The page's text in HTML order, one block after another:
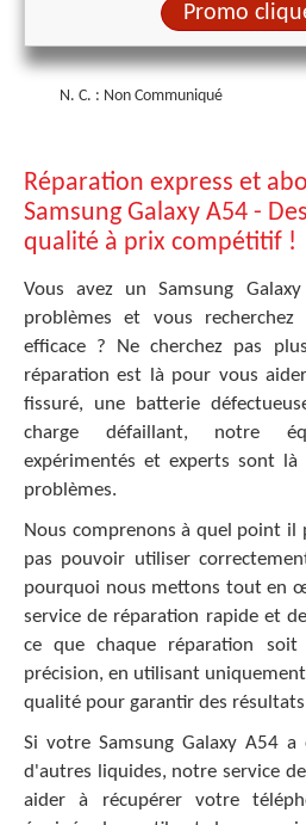
Promo
N. C. : Non Communiqué
Réparation express et
Samsung Galaxy A54 -
qualité à prix compétitif !
Vous avez un Samsung
problèmes et vous
efficace ? Ne cherchez pas
réparation est là pour vous
fissuré, une batterie
charge défaillant, notre
expérimentés et experts sont
problèmes.
Nous comprenons à quel point
pas pouvoir utiliser
pourquoi nous mettons tout en
service de réparation rapide et
ce que chaque réparation
précision, en utilisant
qualité pour garantir des
Si votre Samsung Galaxy A54
d'autres liquides, notre service
aider à récupérer votre